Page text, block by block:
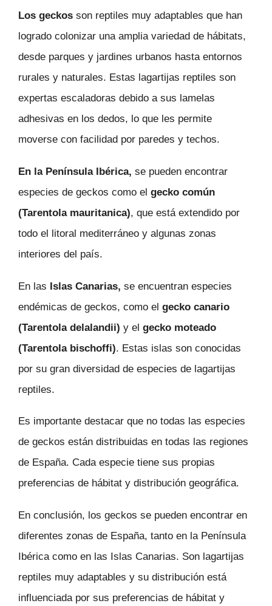
Los geckos son reptiles muy adaptables que han
logrado colonizar una amplia variedad de hábitats,
desde parques y jardines urbanos hasta entornos
rurales y naturales. Estas lagartijas reptiles son
expertas escaladoras debido a sus lamelas
adhesivas en los dedos, lo que les permite
moverse con facilidad por paredes y techos.
En la Península Ibérica, se pueden encontrar
especies de geckos como el gecko común
(Tarentola mauritanica), que está extendido por
todo el litoral mediterráneo y algunas zonas
interiores del país.
En las Islas Canarias, se encuentran especies
endémicas de geckos, como el gecko canario
(Tarentola delalandii) y el gecko moteado
(Tarentola bischoffi). Estas islas son conocidas
por su gran diversidad de especies de lagartijas
reptiles.
Es importante destacar que no todas las especies
de geckos están distribuidas en todas las regiones
de España. Cada especie tiene sus propias
preferencias de hábitat y distribución geográfica.
En conclusión, los geckos se pueden encontrar en
diferentes zonas de España, tanto en la Península
Ibérica como en las Islas Canarias. Son lagartijas
reptiles muy adaptables y su distribución está
influenciada por sus preferencias de hábitat y